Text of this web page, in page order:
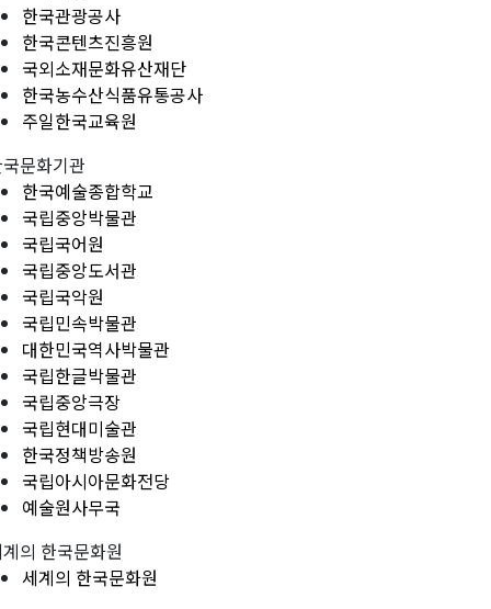
한국관광공사
한국콘텐츠진흥원
국외소재문화유산재단
한국농수산식품유통공사
주일한국교육원
문화기관
한국예술종합학교
국립중앙박물관
국립국어원
국립중앙도서관
국립국악원
국립민속박물관
대한민국역사박물관
국립한글박물관
국립중앙극장
국립현대미술관
한국정책방송원
국립아시아문화전당
예술원사무국
의 한국문화원
세계의 한국문화원